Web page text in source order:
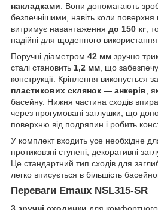
накладками . Вони допомагають
безпечнішими, навіть коли
витримує навантаження до 150 кг ,
надійні для щоденного використання.
Поручні діаметром 42 мм зручно
сталі становить 1,2 мм , що
конструкції. Кріплення виконується
пластикових склянок — анкерів ,
басейну. Нижня частина сходів
через прогумовані заглушки, що
поверхню від подряпин і робить
У комплект входить усе необхідне
протиковзні ступені, декоративні
Це стандартний тип сходів для
легко вписується в більшість
Переваги Emaux NSL315-SR